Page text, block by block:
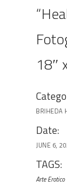
18″
BRIHEDA
Date:
JUNE 6,
TAGS:
Arte Erotico